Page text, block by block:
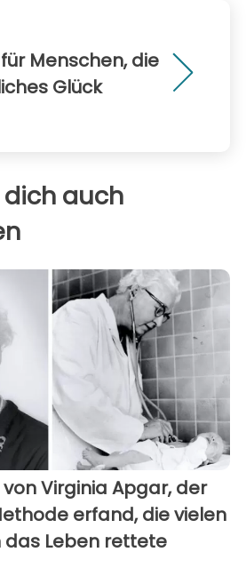
Menschen, die
Glück
dich auch
Virginia Apgar, der
erfand, die vielen
Leben rettete